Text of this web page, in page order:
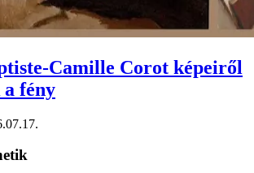
Camille Corot képeiről
fény